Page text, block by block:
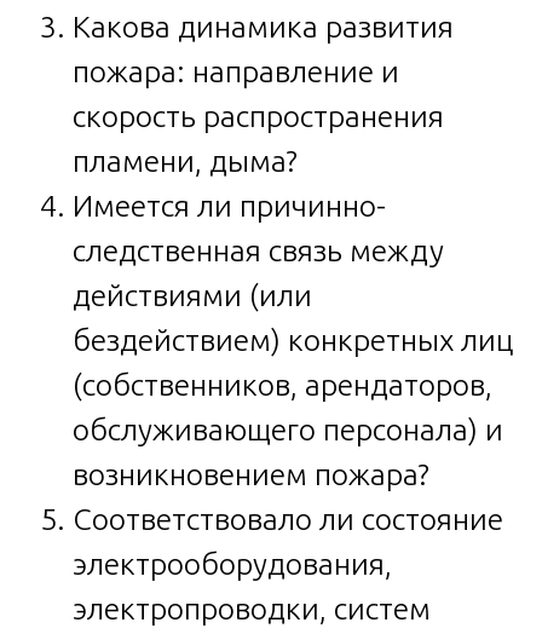
Какова динамика развития
пожара: направление и
скорость распространения
пламени, дыма?
Имеется ли причинно-
следственная связь между
действиями (или
бездействием) конкретных лиц
(собственников, арендаторов,
обслуживающего персонала) и
возникновением пожара?
Соответствовало ли состояние
электрооборудования,
электропроводки, систем